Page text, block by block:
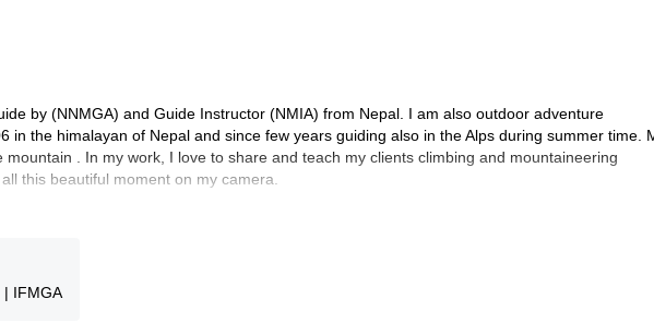
by (NNMGA) and Guide Instructor (NMIA) from Nepal. I am also outdoor adventure
in the himalayan of Nepal and since few years guiding also in the Alps during summer time.
. In my work, I love to share and teach my clients climbing and mountaineering
this beautiful moment on my camera.
| IFMGA